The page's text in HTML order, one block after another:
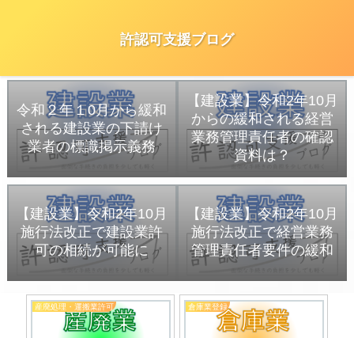
許認可支援ブログ
令和２年１0月から緩和
される建設業の下請け
業者の標識掲示義務
【建設業】令和2年10月
からの緩和される経営
業務管理責任者の確認
資料は？
【建設業】令和2年10月
施行法改正で建設業許
可の相続が可能に
【建設業】令和2年10月
施行法改正で経営業務
管理責任者要件の緩和
産廃処理・運搬業許可 倉庫業登録